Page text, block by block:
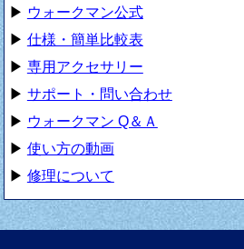
▶ ウォークマン公式
▶ 仕様・簡単比較表
▶ 専用アクセサリー
▶ サポート・問い合わせ
▶ ウォークマン Q＆Ａ
▶ 使い方の動画
▶ 修理について